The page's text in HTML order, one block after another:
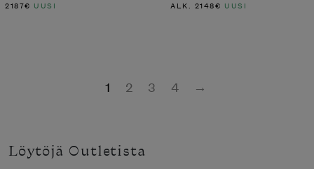
2187€ UUSI ALK. 2148€ UUSI
1 2 3 4 →
Löytöjä Outletista